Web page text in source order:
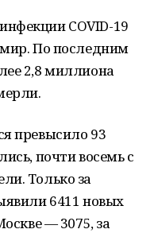
COVID-19
мир. По последним
2,8 миллиона
превысило 93
почти восемь с
Только за
6411 новых
— 3075, за